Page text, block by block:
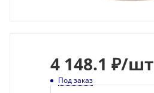
4 148.1 ₽/шт
Под заказ